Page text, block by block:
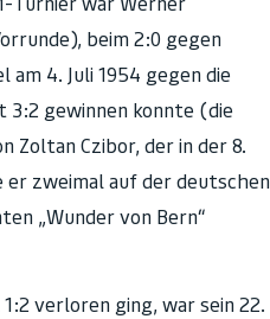
beim 2:0 gegen
4. Juli 1954 gegen die
3:2 gewinnen konnte (die
Zoltan Czibor, der in der 8.
zweimal auf der deutschen
„Wunder von Bern“
verloren ging, war sein 22.